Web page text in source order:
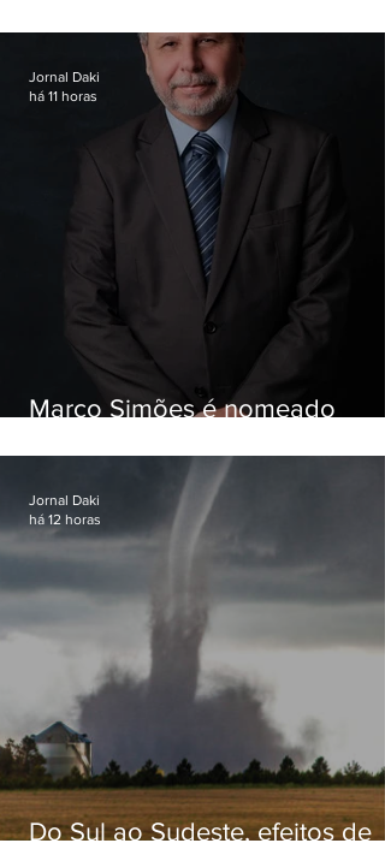
Marco Simões é nomeado
Jornal Daki
há 11 horas
Do Sul ao Sudeste, efeitos de
Jornal Daki
há 12 horas